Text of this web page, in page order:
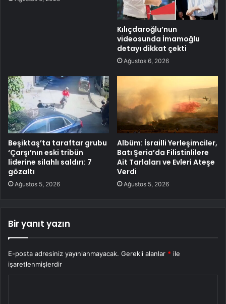
Kılıçdaroğlu’nun
videosunda İmamoğlu
detayı dikkat çekti
Ağustos 6, 2026
Beşiktaş’ta taraftar grubu
‘Çarşı’nın eski tribün
liderine silahlı saldırı: 7
gözaltı
Ağustos 5, 2026
Albüm: İsrailli Yerleşimciler,
Batı Şeria’da Filistinlilere
Ait Tarlaları ve Evleri Ateşe
Verdi
Ağustos 5, 2026
Bir yanıt yazın
E-posta adresiniz yayınlanmayacak. Gerekli alanlar * ile
işaretlenmişlerdir